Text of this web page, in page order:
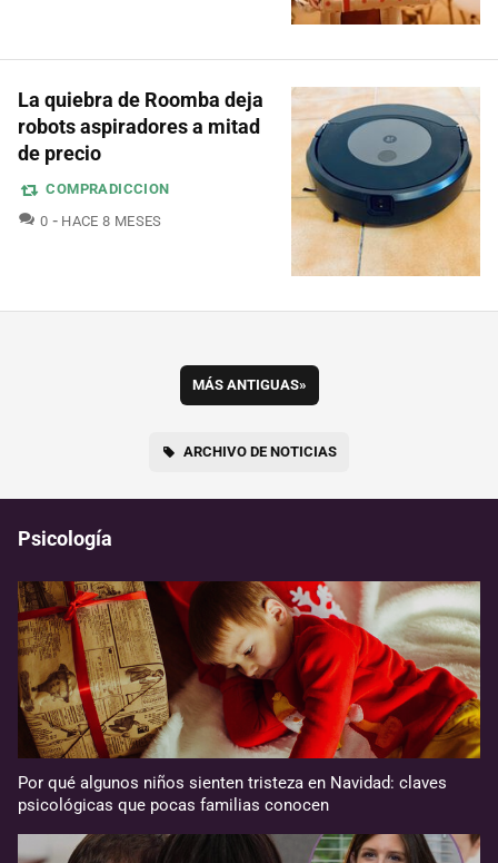
La quiebra de Roomba deja
robots aspiradores a mitad
de precio
COMPRADICCION
0 COMENTARIOS
HACE 8 MESES
MÁS ANTIGUAS»
ARCHIVO DE NOTICIAS
Psicología
Por qué algunos niños sienten tristeza en Navidad: claves
psicológicas que pocas familias conocen